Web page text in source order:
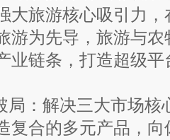
大旅游核心吸引力
游为先导，旅游与
业链条，打造超级
：解决三大市场核
复合的多元产品，